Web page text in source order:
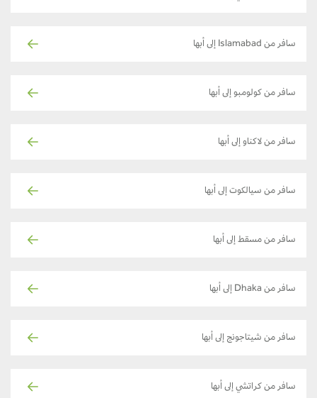
سافر من Islamabad إلى أبها
سافر من كولومبو إلى أبها
سافر من لاكناو إلى أبها
سافر من سيالكوت إلى أبها
سافر من مسقط إلى أبها
سافر من Dhaka إلى أبها
سافر من شيتاجونج إلى أبها
سافر من كراتشي إلى أبها